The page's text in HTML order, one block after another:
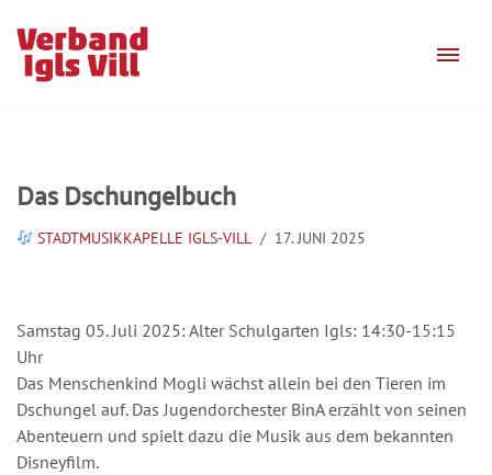
Zum
Inhalt
Das Dschungelbuch
STADTMUSIKKAPELLE IGLS-VILL 17. JUNI 2025
Samstag 05. Juli 2025: Alter Schulgarten Igls: 14:30-15:15
Uhr
Das Menschenkind Mogli wächst allein bei den Tieren im
Dschungel auf. Das Jugendorchester BinA erzählt von seinen
Abenteuern und spielt dazu die Musik aus dem bekannten
Disneyfilm.